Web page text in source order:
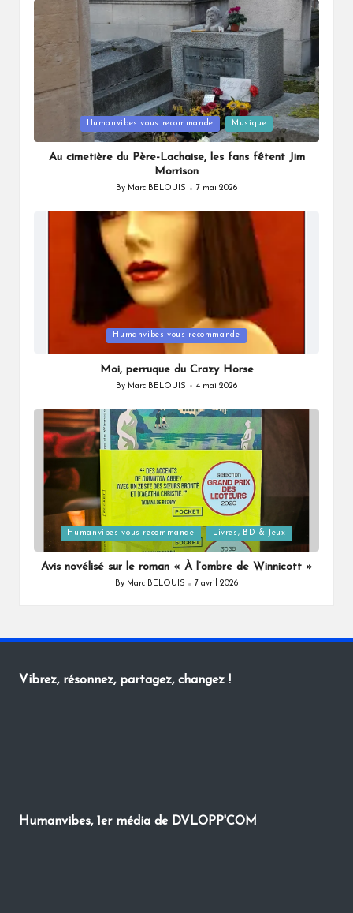
in
Humanvibes vous recommande Musique
Au cimetière du Père-Lachaise, les fans fêtent Jim
Morrison
Posted
By Marc BELOUIS 7 mai 2026
in
Humanvibes vous recommande
Moi, perruque du Crazy Horse
Posted
By Marc BELOUIS 4 mai 2026
Posted
in
Humanvibes vous recommande Livres, BD & Jeux
Avis novélisé sur le roman « À l’ombre de Winnicott »
Posted
By Marc BELOUIS 7 avril 2026
Vibrez, résonnez, partagez, changez !
Humanvibes, 1er média de DVLOPP'COM